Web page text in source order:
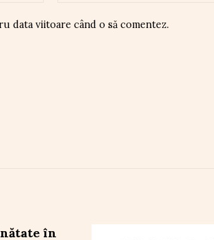
data viitoare când o să comentez.
în